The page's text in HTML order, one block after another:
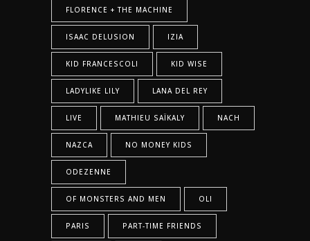
FLORENCE + THE MACHINE
ISAAC DELUSION IZIA
KID FRANCESCOLI KID WISE
LADYLIKE LILY LANA DEL REY
LIVE MATHIEU SAÏKALY NACH
NAZCA NO MONEY KIDS
ODEZENNE
OF MONSTERS AND MEN OLI
PARIS PART-TIME FRIENDS